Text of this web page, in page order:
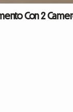
Con 2